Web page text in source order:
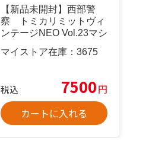
【新品未開封】西部警
察 トミカリミットヴィ
ンテージNEO Vol.23マシ
マイストア在庫： 3675
税込 7500円
カートに入れる